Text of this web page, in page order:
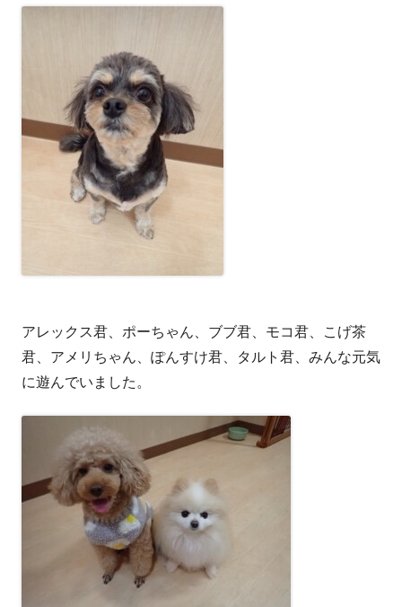
アレックス君、ポーちゃん、ブブ君、モコ君、こげ茶
君、アメリちゃん、ぽんすけ君、タルト君、みんな元気
に遊んでいました。